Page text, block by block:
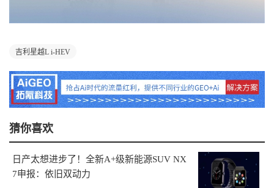
吉利星越L i-HEV
猜你喜欢
日产太想进步了！全新A+级新能源SUV NX
7申报：依旧双动力